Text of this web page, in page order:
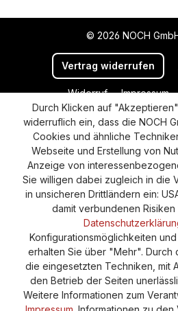
© 2026 NOCH
Vertrag widerrufen
Widerruf Impressum
Versand und Zahlung
AGB
Durch Klicken auf
widerruflich ein, dass die NOCH
Cookies und ähnliche
Webseite und Erstellung von
Anzeige von
Sie willigen dabei zugleich in die
in unsicheren Drittländern ein:
damit verbundenen
Konfigurationsmöglichkeiten
erhalten Sie über "Mehr". Durch
die eingesetzten Techniken, mit
den Betrieb der Seiten
Weitere Informationen zum